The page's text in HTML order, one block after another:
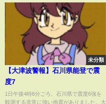
未分類
【大津波警報】石川県能登で震
度7
1日午後4時6分ごろ、石川県で震度6強を
観測する非常に強い地震がありました。大